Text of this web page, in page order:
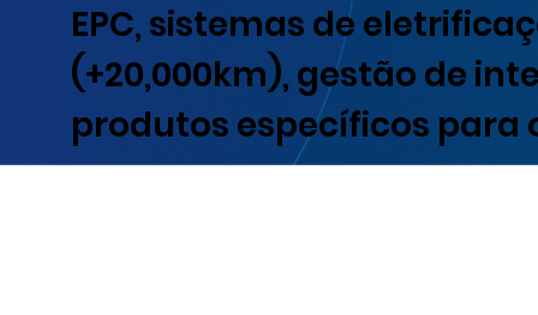
EPC, sistemas de
(+20,000km), gestão de
produtos específicos para